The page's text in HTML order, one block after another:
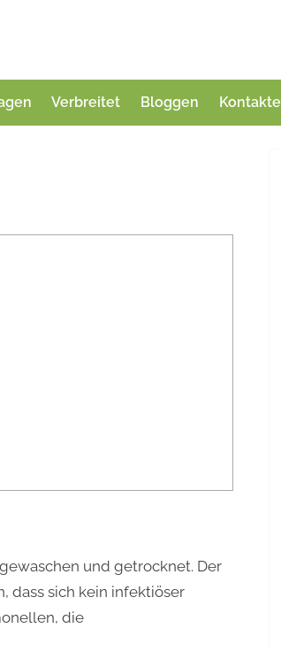
Verbreitet Bloggen Kontakte
und getrocknet. Der
dass sich kein infektiöser
die